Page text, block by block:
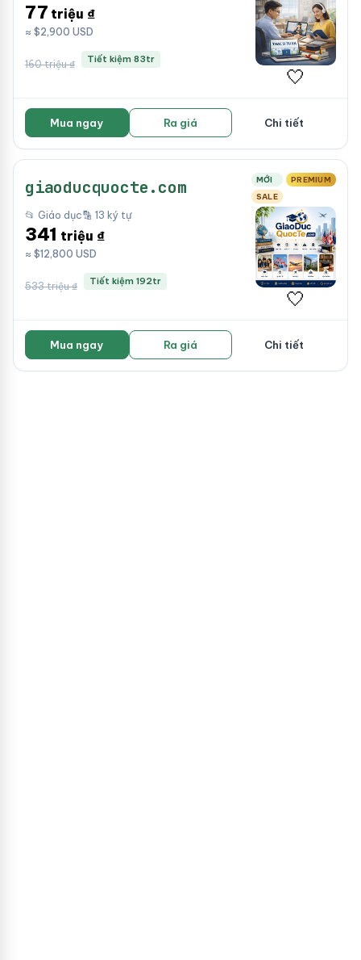
77 triệu ₫
≈ $2,900 USD
160 triệu ₫ Tiết kiệm 83tr
🤍
Mua ngay Ra giá Chi tiết
giaoducquocte.com MỚI
PREMIUM
SALE
📂 Giáo dục🔡 13 ký tự
341 triệu ₫
≈ $12,800 USD
533 triệu ₫ Tiết kiệm 192tr
🤍
Mua ngay Ra giá Chi tiết